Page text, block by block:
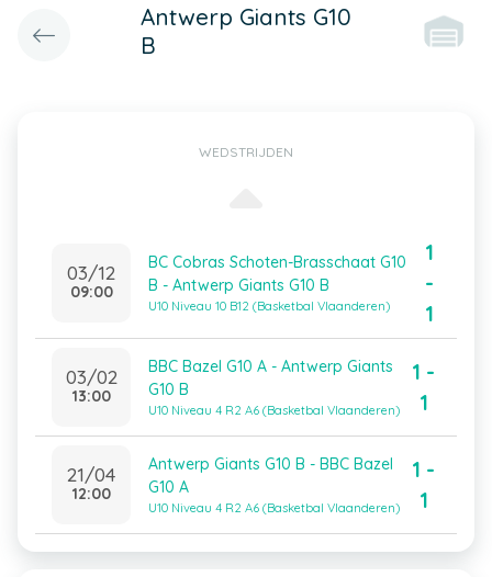
Antwerp Giants G10
B
WEDSTRIJDEN
03/12
09:00
BC Cobras Schoten-Brasschaat G10
B - Antwerp Giants G10 B
U10 Niveau 10 B12 (Basketbal Vlaanderen)
1
-
1
03/02
13:00
BBC Bazel G10 A - Antwerp Giants
G10 B
U10 Niveau 4 R2 A6 (Basketbal Vlaanderen)
1 -
1
21/04
12:00
Antwerp Giants G10 B - BBC Bazel
G10 A
U10 Niveau 4 R2 A6 (Basketbal Vlaanderen)
1 -
1